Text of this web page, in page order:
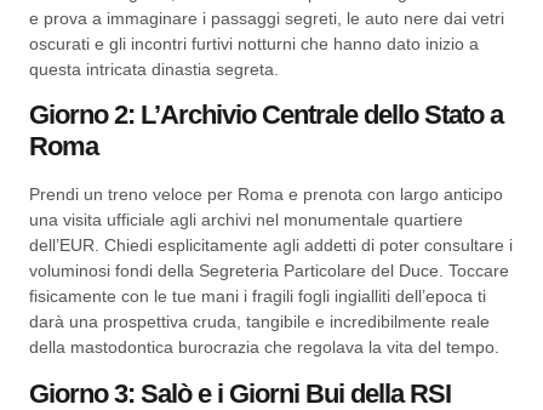
e prova a immaginare i passaggi segreti, le auto nere dai vetri
oscurati e gli incontri furtivi notturni che hanno dato inizio a
questa intricata dinastia segreta.
Giorno 2: L’Archivio Centrale dello Stato a
Roma
Prendi un treno veloce per Roma e prenota con largo anticipo
una visita ufficiale agli archivi nel monumentale quartiere
dell’EUR. Chiedi esplicitamente agli addetti di poter consultare i
voluminosi fondi della Segreteria Particolare del Duce. Toccare
fisicamente con le tue mani i fragili fogli ingialliti dell’epoca ti
darà una prospettiva cruda, tangibile e incredibilmente reale
della mastodontica burocrazia che regolava la vita del tempo.
Giorno 3: Salò e i Giorni Bui della RSI